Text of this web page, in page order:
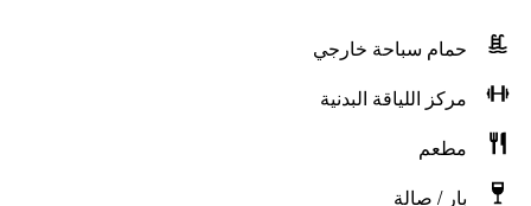
حمام سباحة خارجي
مركز اللياقة البدنية
مطعم
بار / صالة